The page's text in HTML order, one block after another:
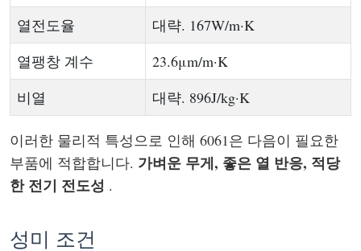
열전도율
대략. 167W/m·K
열팽창 계수
23.6μm/m·K
비열
대략. 896J/kg·K
이러한 물리적 특성으로 인해 6061은 다음이 필요한
부품에 적합합니다. 가벼운 무게, 좋은 열 반응, 적당
한 전기 전도성 .
성미 조건